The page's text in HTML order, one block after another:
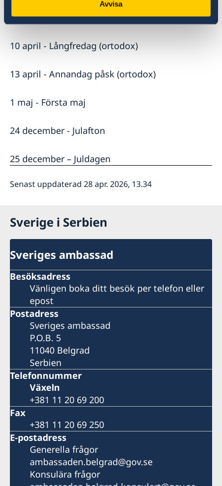
Avvisa
6 april - Annandag påsk
10 april - Långfredag (ortodox)
13 april - Annandag påsk (ortodox)
1 maj - Första maj
24 december - Julafton
25 december – Juldagen
Senast uppdaterad 28 apr. 2026, 13.34
Sverige i Serbien
Sveriges ambassad
Besöksadress
Vänligen boka ditt besök per telefon eller
epost
Postadress
Sveriges ambassad
P.O.B. 5
11040 Belgrad
Serbien
Telefonnummer
Växeln
+381 11 20 69 200
Fax
+381 11 20 69 250
E-postadress
Generella frågor
ambassaden.belgrad@gov.se
Konsulära frågor